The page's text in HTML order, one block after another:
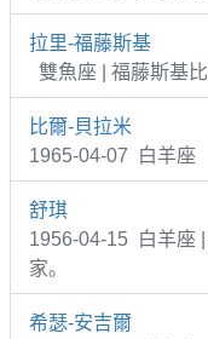
拉里-福藤斯基
雙魚座 | 福藤斯基
比爾-貝拉米
1965-04-07 白羊座
舒琪
1956-04-15 白羊座
家。
希瑟-安吉爾